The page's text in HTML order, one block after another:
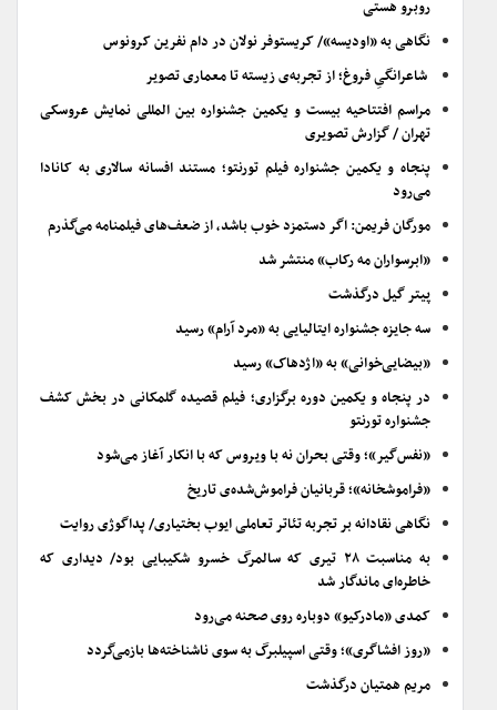
روبرو هستی
نگاهی به «اودیسه»/ کریستوفر نولان در دام نفرین کرونوس
شاعرانگیِ فروغ؛ از تجربه‌ی زیسته تا معماری تصویر
مراسم افتتاحیه بیست و یکمین جشنواره بین المللی نمایش عروسکی
تهران / گزارش تصویری
پنجاه و یکمین جشنواره فیلم تورنتو؛ مستند افسانه سالاری به کانادا
می‌رود
مورگان فریمن: اگر دستمزد خوب باشد، از ضعف‌های فیلمنامه می‌گذرم
«ابرسواران مه رکاب» منتشر شد
پیتر گیل درگذشت
سه جایزه جشنواره ایتالیایی به «مرد آرام» رسید
«بیضایی‌خوانی» به «اژدهاک» رسید
در پنجاه و یکمین دوره برگزاری؛ فیلم قصیده گلمکانی در بخش کشف
جشنواره تورنتو
«نفس‌گیر»؛ وقتی بحران نه با ویروس که با انکار آغاز می‌شود
«فراموشخانه»؛ قربانیان فراموش‌شده‌ی تاریخ
نگاهی نقادانه بر تجربه تئاتر تعاملی ایوب بختیاری/ پداگوژی روایت
به مناسبت ۲۸ تیری که سالمرگ خسرو شکیبایی بود/ دیداری که
خاطره‌ای ماندگار شد
کمدی «مادرکیو» دوباره روی صحنه می‌رود
«روز افشاگری»؛ وقتی اسپیلبرگ به سوی ناشناخته‌ها بازمی‌گردد
مریم همتیان درگذشت